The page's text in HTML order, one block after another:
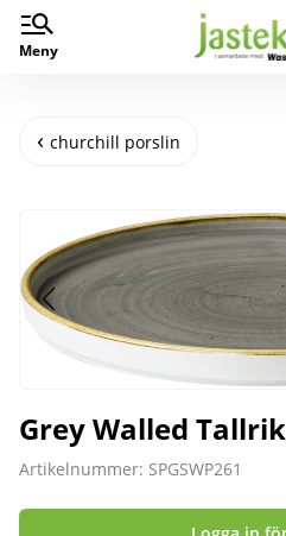
Meny
churchill porslin
Grey Walled
Artikelnummer: SPGSWP261